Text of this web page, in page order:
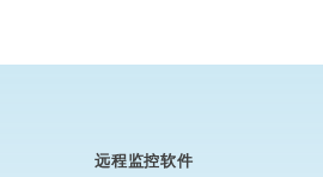
远程监控软件